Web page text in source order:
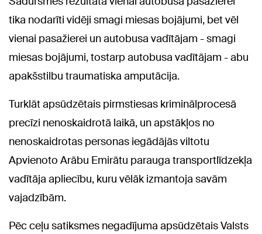
tika nodarīti vidēji smagi miesas bojājumi, bet vēl
vienai pasažierei un autobusa vadītājam - smagi
miesas bojājumi, tostarp autobusa vadītājam - abu
apakšstilbu traumatiska amputācija.
Turklāt apsūdzētais pirmstiesas kriminālprocesā
precīzi nenoskaidrotā laikā, un apstākļos no
nenoskaidrotas personas iegādājās viltotu
Apvienoto Arābu Emirātu parauga transportlīdzekļa
vadītāja apliecību, kuru vēlāk izmantoja savām
vajadzībām.
Pēc ceļu satiksmes negadījuma apsūdzētais Valsts